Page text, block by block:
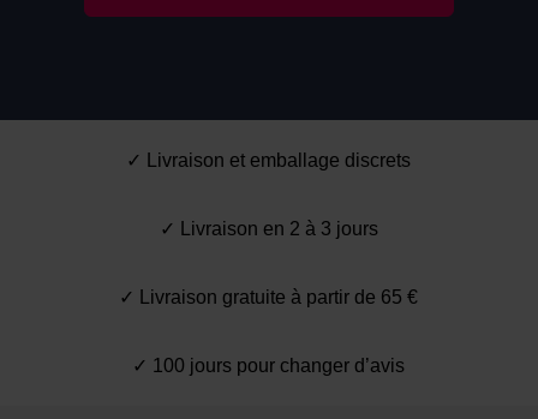
✓ Livraison et emballage discrets
✓ Livraison en 2 à 3 jours
✓ Livraison gratuite à partir de 65 €
✓ 100 jours pour changer d’avis